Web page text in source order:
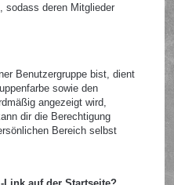
sodass deren Mitglieder
Benutzergruppe bist, dient
sowie den
angezeigt wird,
dir die Berechtigung
Bereich selbst